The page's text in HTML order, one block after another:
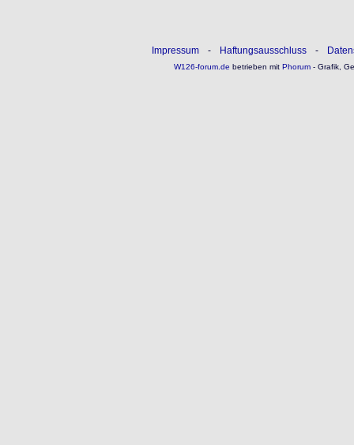
Impressum - Haftungsausschluss -
W126-forum.de betrieben mitPhorum- Grafik,